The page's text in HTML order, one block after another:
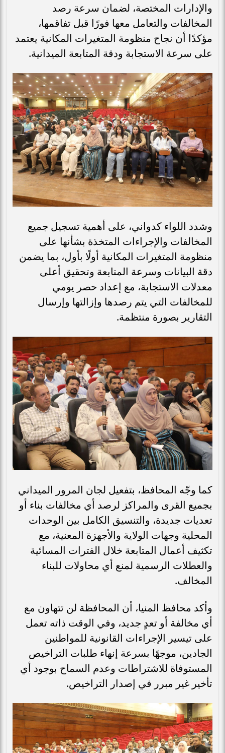
والإدارات المختصة، لضمان سرعة رصد
المخالفات والتعامل معها فورًا قبل تفاقمها،
مؤكدًا أن نجاح منظومة المتغيرات المكانية يعتمد
على سرعة الاستجابة ودقة المتابعة الميدانية.
وشدد اللواء كدواني، على أهمية تسجيل جميع
المخالفات والإجراءات المتخذة بشأنها على
منظومة المتغيرات المكانية أولًا بأول، بما يضمن
دقة البيانات وسرعة المتابعة وتحقيق أعلى
معدلات الاستجابة، مع إعداد حصر يومي
للمخالفات التي يتم رصدها وإزالتها وإرسال
التقارير بصورة منتظمة.
كما وجّه المحافظ، بتفعيل لجان المرور الميداني
بجميع القرى والمراكز لرصد أي مخالفات بناء أو
تعديات جديدة، والتنسيق الكامل بين الوحدات
المحلية وجهات الولاية والأجهزة المعنية، مع
تكثيف أعمال المتابعة خلال الفترات المسائية
والعطلات الرسمية لمنع أي محاولات للبناء
المخالف.
وأكد محافظ المنيا، أن المحافظة لن تتهاون مع
أي مخالفة أو تعدٍ جديد، وفي الوقت ذاته تعمل
على تيسير الإجراءات القانونية للمواطنين
الجادين، موجهًا بسرعة إنهاء طلبات التراخيص
المستوفاة للاشتراطات وعدم السماح بوجود أي
تأخير غير مبرر في إصدار التراخيص.